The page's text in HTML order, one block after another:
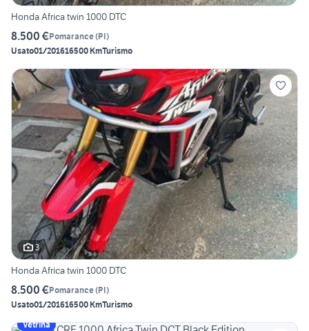
Honda Africa twin 1000 DTC
8.500 €Pomarance(PI)
Usato01/201616500 KmTurismo
3
Honda Africa twin 1000 DTC
8.500 €Pomarance(PI)
Usato01/201616500 KmTurismo
Vetrina